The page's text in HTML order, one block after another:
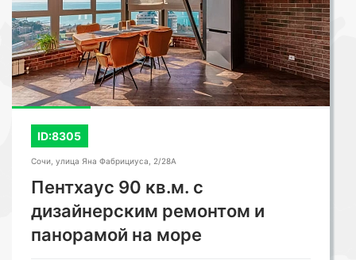
ID:8305
Сочи, улица Яна Фабрициуса, 2/28А
Пентхаус 90 кв.м. с
дизайнерским ремонтом и
панорамой на море